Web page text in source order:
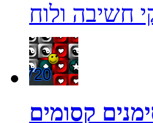
חשיבה ולוח
קסומים